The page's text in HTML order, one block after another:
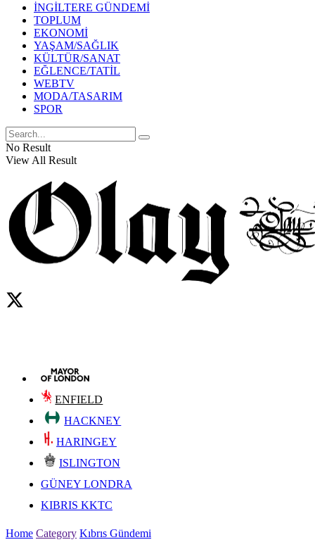
İNGİLTERE GÜNDEMİ
TOPLUM
EKONOMİ
YAŞAM/SAĞLIK
KÜLTÜR/SANAT
EĞLENCE/TATİL
WEBTV
MODA/TASARIM
SPOR
No Result
View All Result
ENFIELD
HACKNEY
HARINGEY
ISLINGTON
GÜNEY LONDRA
KIBRIS KKTC
Home Category Kıbrıs Gündemi